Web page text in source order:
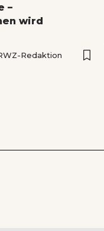
–
wird
Redaktion